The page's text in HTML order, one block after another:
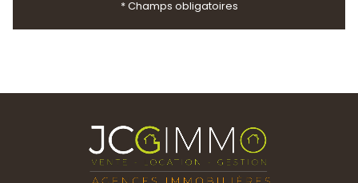
* Champs obligatoires